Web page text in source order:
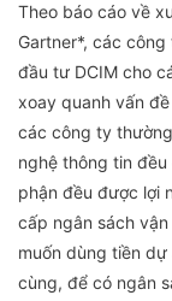
Theo báo cáo về
Gartner*, các
đầu tư DCIM cho
xoay quanh vấn
các công ty
nghệ thông tin
phận đều được lợi
cấp ngân sách
muốn dùng tiền
cùng, để có ngân